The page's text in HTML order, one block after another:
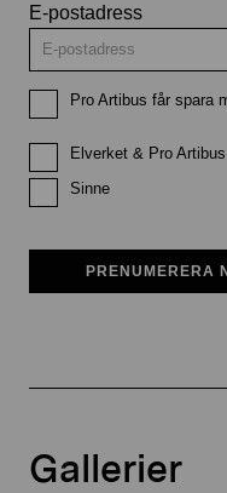
E-postadress
Pro Artibus får spara
Elverket & Pro Artibus
Sinne
PRENUMERERA
Gallerier